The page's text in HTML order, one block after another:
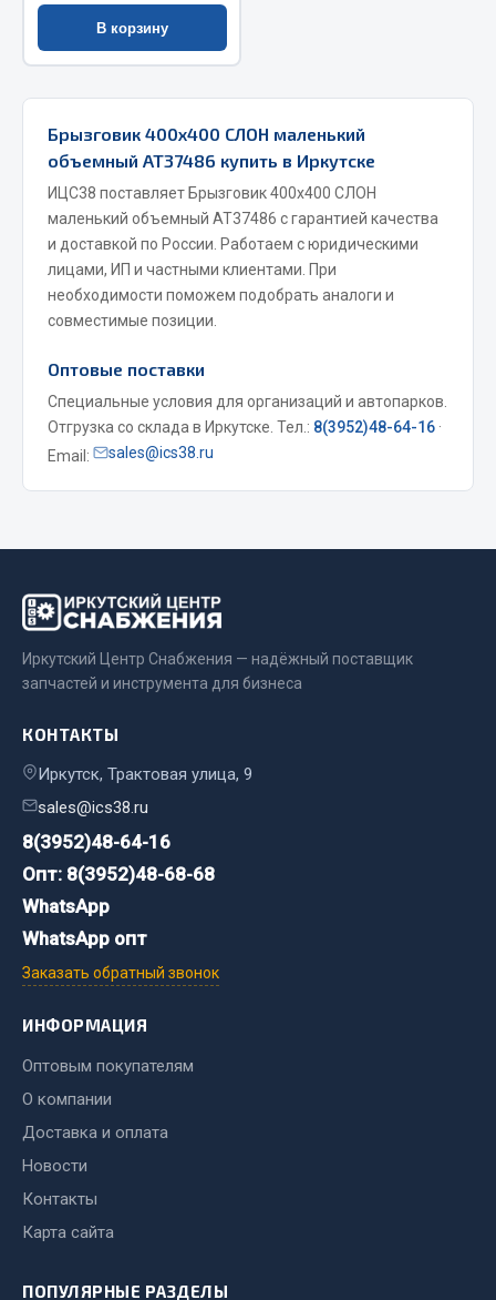
Запчасти КамАЗ
Двигатель
Система охлаждения
Сцепление
Коробка передач
Коробка передач ZF
Запчасти МАЗ
Система питания
Подвеска
Двери
Двигатель
Электрооборудование
Показать ещё
Весь раздел
Двигатель
Мост задний
Система питания
Система выпуска газа
Система охлаждения
Тормозная система
Показать ещё
Двигатель
В корзину
Брызговик 400х400 СЛОН маленький
объемный АТ37486 купить в Иркутске
ИЦС38 поставляет Брызговик 400х400 СЛОН
маленький объемный АТ37486 с гарантией качества
и доставкой по России. Работаем с юридическими
лицами, ИП и частными клиентами. При
необходимости поможем подобрать аналоги и
совместимые позиции.
Оптовые поставки
Специальные условия для организаций и автопарков.
Отгрузка со склада в Иркутске. Тел.: 8(3952)48-64-16 ·
Email:
sales@ics38.ru
Иркутский Центр Снабжения — надёжный поставщик
запчастей и инструмента для бизнеса
КОНТАКТЫ
Иркутск, Трактовая улица, 9
sales@ics38.ru
8(3952)48-64-16
Опт: 8(3952)48-68-68
WhatsApp
WhatsApp опт
Заказать обратный звонок
ИНФОРМАЦИЯ
Оптовым покупателям
О компании
Доставка и оплата
Новости
Контакты
Карта сайта
ПОПУЛЯРНЫЕ РАЗДЕЛЫ